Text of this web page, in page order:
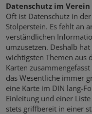
Datenschutz im Verein
Oft ist Datenschutz in
Stolperstein. Es fehlt an
verständlichen
umzusetzen. Deshalb
wichtigsten Themen aus
Karten
das Wesentliche immer
eine Karte im DIN lang-
Einleitung und einer
stets griffbereit in einer